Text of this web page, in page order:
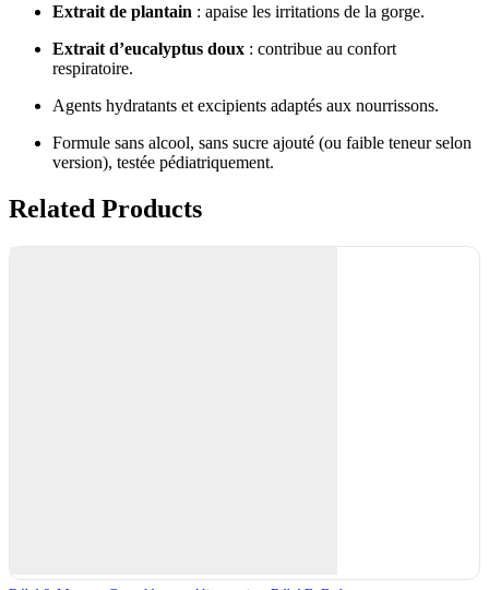
Extrait de plantain : apaise les irritations de la gorge.
Extrait d’eucalyptus doux : contribue au confort
respiratoire.
Agents hydratants et excipients adaptés aux nourrissons.
Formule sans alcool, sans sucre ajouté (ou faible teneur selon
version), testée pédiatriquement.
Related Products